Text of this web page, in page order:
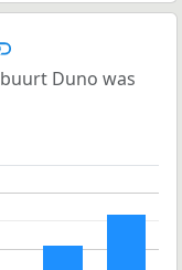
Duno was